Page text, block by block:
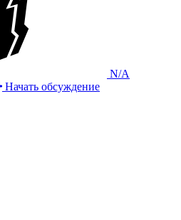
N/A
Начать обсуждение